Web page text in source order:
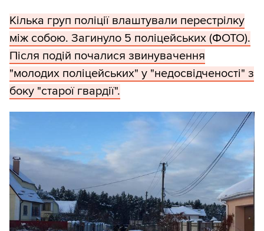
Кілька груп поліції влаштували перестрілку
між собою. Загинуло 5 поліцейських (ФОТО).
Після подій почалися звинувачення
"молодих поліцейських" у "недосвідченості" з
боку "старої гвардії".